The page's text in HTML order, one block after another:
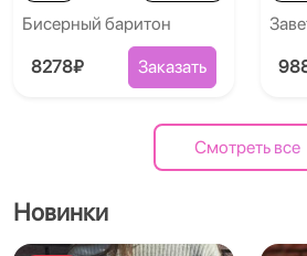
Бисерный баритон
8278₽ Заказать
Смотреть все
Новинки